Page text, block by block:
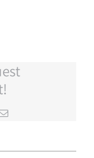
Email: